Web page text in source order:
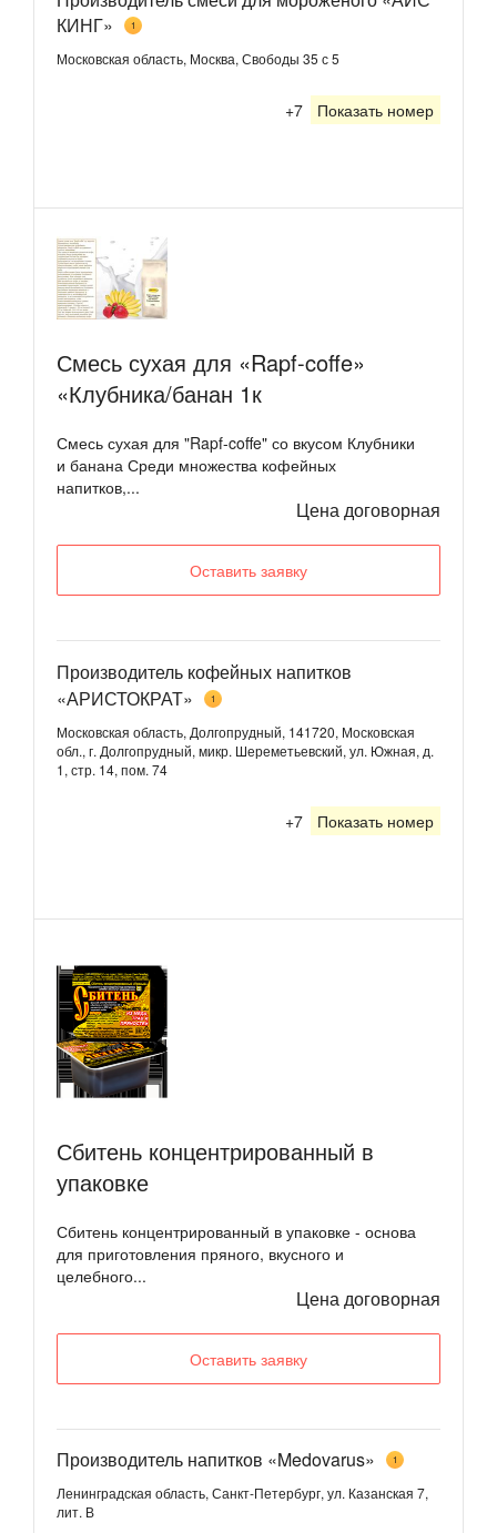
КИНГ»
1
Московская область, Москва, Свободы 35 с 5
+7 Показать номер
Смесь сухая для «Rapf-coffe»
«Клубника/банан 1к
Смесь сухая для "Rapf-coffe" со вкусом Клубники
и банана Среди множества кофейных
напитков,...
Цена договорная
Оставить заявку
Производитель кофейных напитков
«АРИСТОКРАТ»
1
Московская область, Долгопрудный, 141720, Московская
обл., г. Долгопрудный, микр. Шереметьевский, ул. Южная, д.
1, стр. 14, пом. 74
+7 Показать номер
Сбитень концентрированный в
упаковке
Сбитень концентрированный в упаковке - основа
для приготовления пряного, вкусного и
целебного...
Цена договорная
Оставить заявку
Производитель напитков «Medovarus» 1
Ленинградская область, Санкт-Петербург, ул. Казанская 7,
лит. В